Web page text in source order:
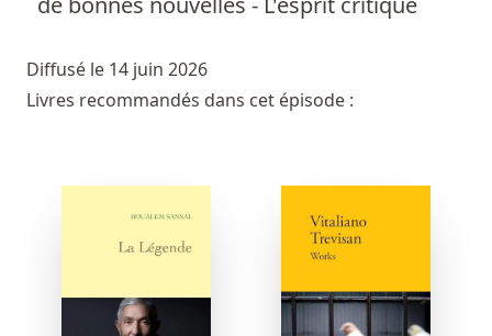
Diffusé le 14 juin 2026
Livres recommandés dans cet épisode :
Livres
Prix littéraires